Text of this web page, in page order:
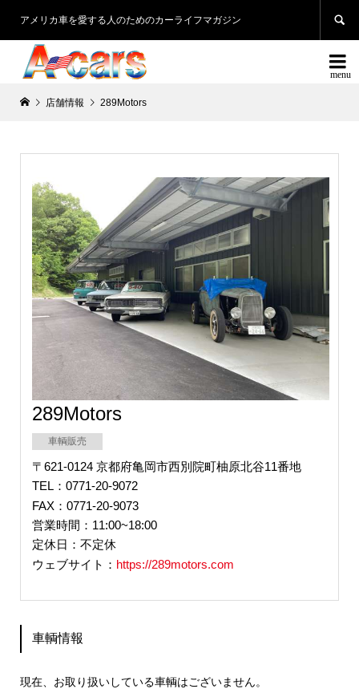
アメリカ車を愛する人のためのカーライフマガジン 

店舗情報 289Motors
289Motors
車輌販売
〒621-0124 京都府亀岡市西別院町柚原北谷11番地
TEL：0771-20-9072
FAX：0771-20-9073
営業時間：11:00~18:00
定休日：不定休
ウェブサイト： https://289motors.com
車輌情報
現在、お取り扱いしている車輌はございません。